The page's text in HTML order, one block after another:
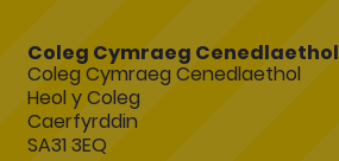
Coleg Cymraeg Cenedlaethol
Coleg Cymraeg Cenedlaethol
Heol y Coleg
Caerfyrddin
SA31 3EQ